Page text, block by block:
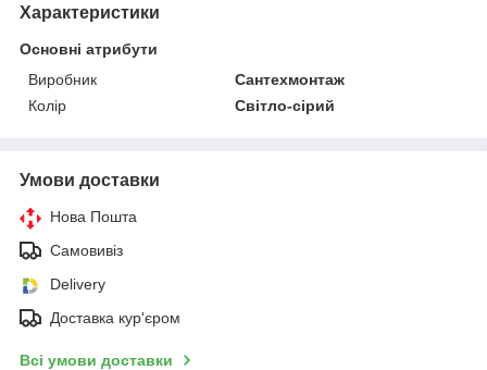
Характеристики
Основні атрибути
Виробник
Сантехмонтаж
Колір
Світло-сірий
Умови доставки
Нова Пошта
Самовивіз
Delivery
Доставка кур'єром
Всі умови доставки